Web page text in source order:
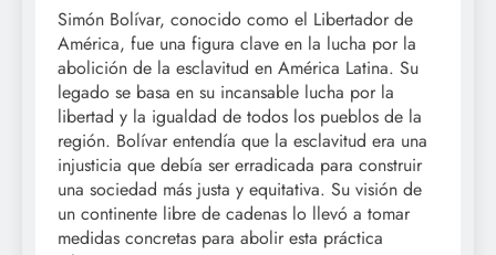
Simón Bolívar, conocido como el Libertador de
América, fue una figura clave en la lucha por la
abolición de la esclavitud en América Latina. Su
legado se basa en su incansable lucha por la
libertad y la igualdad de todos los pueblos de la
región. Bolívar entendía que la esclavitud era una
injusticia que debía ser erradicada para construir
una sociedad más justa y equitativa. Su visión de
un continente libre de cadenas lo llevó a tomar
medidas concretas para abolir esta práctica